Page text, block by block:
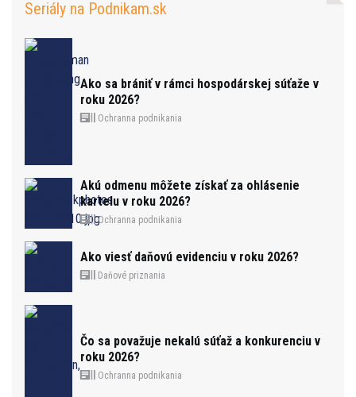
Seriály na Podnikam.sk
Ako sa brániť v rámci hospodárskej súťaže v
roku 2026?
Ochranna podnikania
Akú odmenu môžete získať za ohlásenie
kartelu v roku 2026?
Ochranna podnikania
Ako viesť daňovú evidenciu v roku 2026?
Daňové priznania
Čo sa považuje nekalú súťaž a konkurenciu v
roku 2026?
Ochranna podnikania